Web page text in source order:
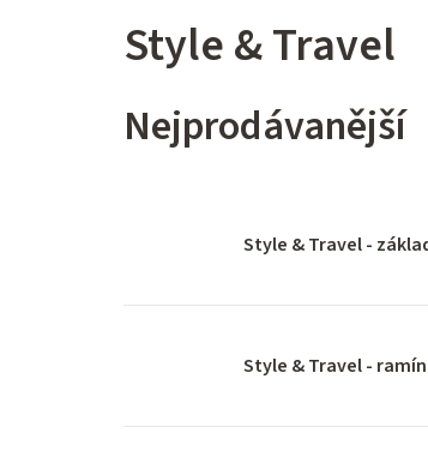
Style & Travel
Nejprodávanější
Style & Travel -
Style & Travel -